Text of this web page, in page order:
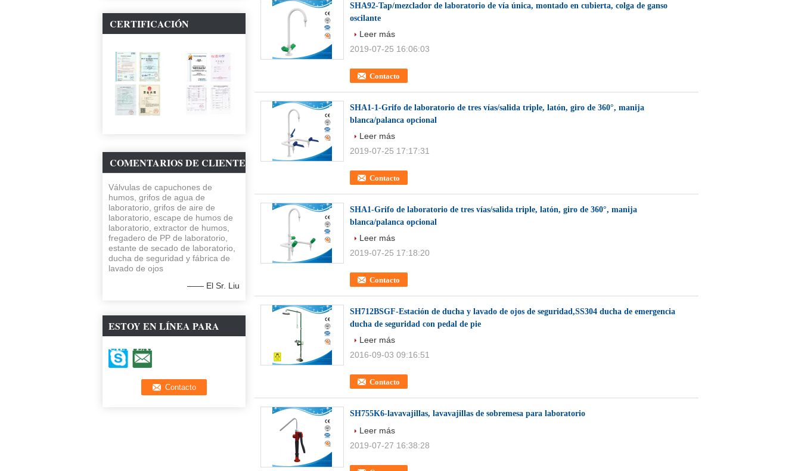
CERTIFICACIÓN
COMENTARIOS DE CLIENTE
Válvulas de capuchones de
humos, grifos de agua de
laboratorio, grifos de aire de
laboratorio, escape de humos de
laboratorio, extractor de humos,
fregadero de PP de laboratorio,
estante de secado de laboratorio,
ducha de seguridad y fábrica de
lavado de ojos
—— El Sr. Liu
ESTOY EN LÍNEA PARA
CHATEAR AHORA
SHA92-Tap/mezclador de laboratorio de vía única, montado en cubierta, colga de ganso
oscilante
Contacto
Leer más
2019-07-25 16:06:03
SHA1-1-Grifo de laboratorio de tres vías/salida triple, latón, giro de 360°, manija
blanca/palanca opcional
Contacto
Leer más
2019-07-25 17:17:31
SHA1-Grifo de laboratorio de tres vías/salida triple, latón, giro de 360°, manija
blanca/palanca opcional
Contacto
Leer más
2019-07-25 17:18:20
SH712BSGF-Estación de ducha y lavado de ojos de seguridad,SS304 ducha de emergencia
ducha de seguridad con pedal de pie
Contacto
Leer más
2016-09-03 09:16:51
SH755K6-lavavajillas, lavavajillas de sobremesa para laboratorio
Leer más
2019-07-27 16:38:28